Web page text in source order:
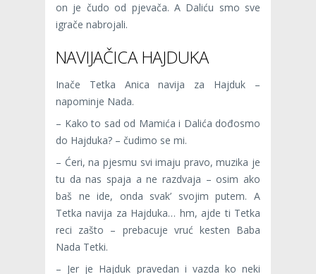
on je čudo od pjevača. A Daliću smo sve
igrače nabrojali.
NAVIJAČICA HAJDUKA
Inače Tetka Anica navija za Hajduk –
napominje Nada.
– Kako to sad od Mamića i Dalića dođosmo
do Hajduka? – čudimo se mi.
–​ Ćeri, na pjesmu svi imaju pravo, muzika je
tu da nas spaja a ne razdvaja – osim ako
baš ne ide, onda svak’ svojim putem. A
Tetka navija za Hajduka… hm, ajde ti Tetka
reci zašto – prebacuje vruć kesten Baba
Nada Tetki.
– Jer je Hajduk pravedan i vazda ko neki